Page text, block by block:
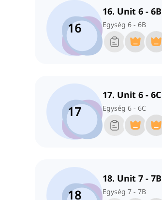
16
16. Unit 6 - 6B
Egység 6 - 6B
17
17. Unit 6 - 6C
Egység 6 - 6C
18
18. Unit 7 - 7B
Egység 7 - 7B